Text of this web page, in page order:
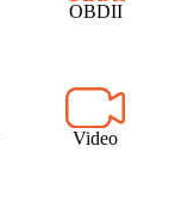
OBDII
Video